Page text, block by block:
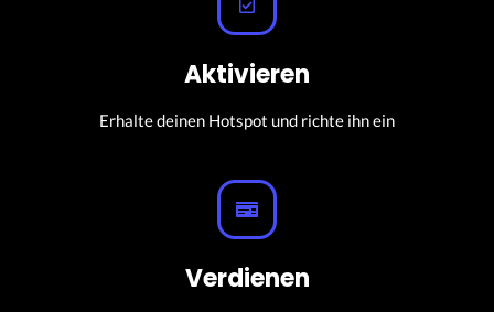
Aktivieren
Erhalte deinen Hotspot und richte ihn ein
Verdienen